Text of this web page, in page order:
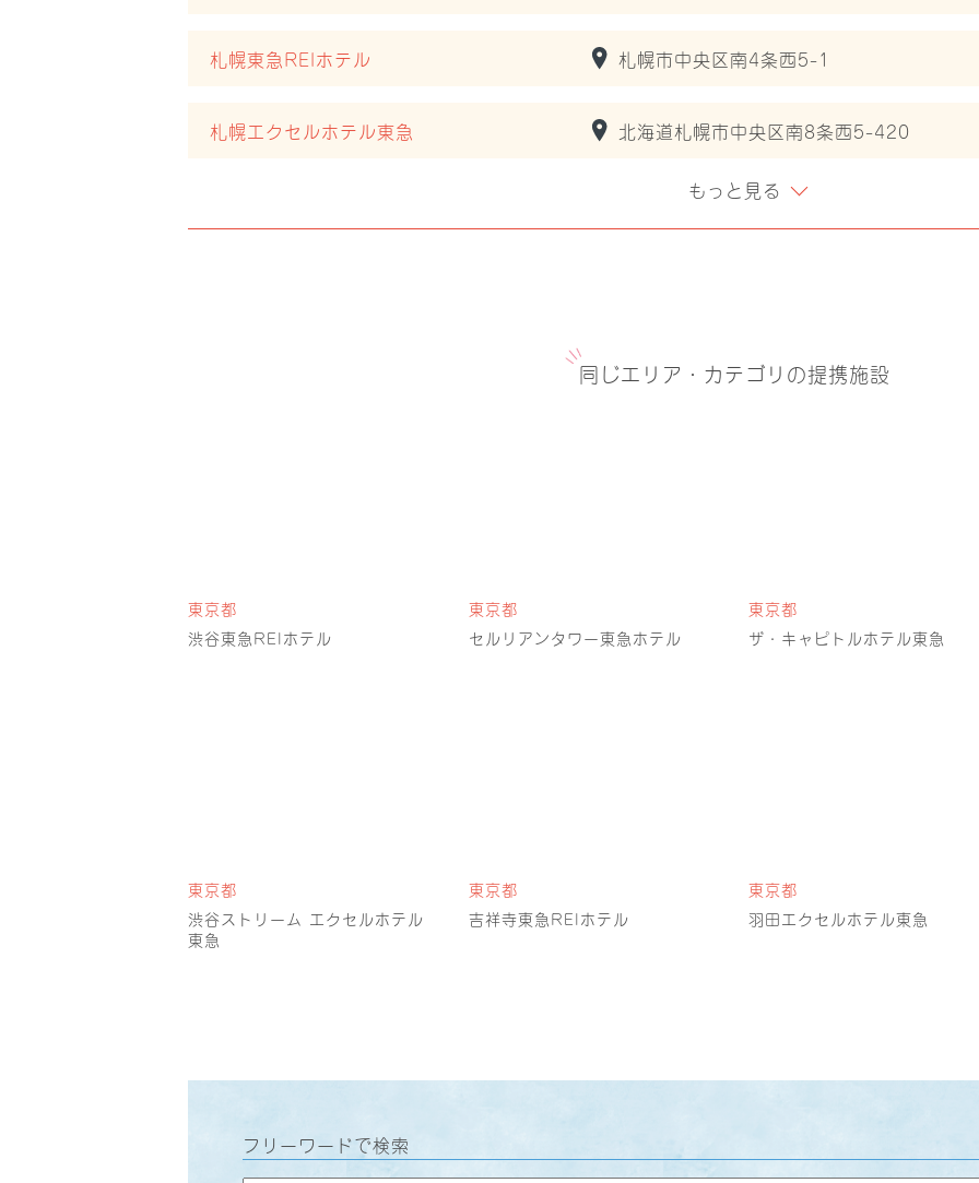
札幌東急REIホテル 札幌市中央区南4条西5-1
札幌エクセルホテル東急 北海道札幌市中央区南8条西5-420
もっと見る
同じエリア・カテゴリの提携施設
東京都
渋谷東急REIホテル
東京都
セルリアンタワー東急ホテル
東京都
ザ・キャピトルホテル東急
東京都
渋谷ストリーム エクセルホテル
東急
東京都
吉祥寺東急REIホテル
東京都
羽田エクセルホテル東急
フリーワードで検索